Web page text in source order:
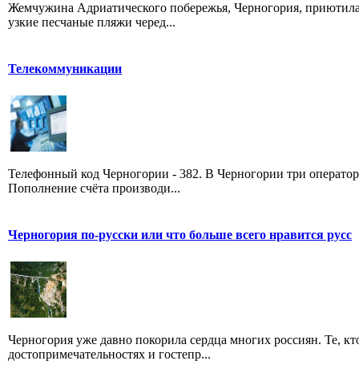
Жемчужина Адриатического побережья, Черногория,
узкие песчаные пляжи черед...
Телекоммуникации
Телефонный код Черногории - 382. В Черногории три
Пополнение счёта производи...
Черногория по-русски или что больше всего нравится русс
Черногория уже давно покорила сердца многих россиян. Те,
достопримечательностях и гостепр...